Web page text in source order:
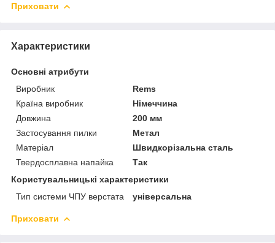
Приховати
Характеристики
Основні атрибути
Виробник
Rems
Країна виробник
Німеччина
Довжина
200 мм
Застосування пилки
Метал
Матеріал
Швидкорізальна сталь
Твердосплавна напайка
Так
Користувальницькі характеристики
Тип системи ЧПУ верстата
універсальна
Приховати